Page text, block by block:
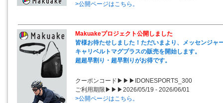
>公開ページはこちら。
Makuakeプロジェクト公開しました
皆様お待たせしました！ただいまより、メッセンジャ
キャリベルトマグプラスの販売を開始します。
超超早割り・超早割りがお得です。
クーポンコード▶▶▶IDONESPORTS_300
ご利用期限▶▶▶2026/05/19 - 2026/06/01
>公開ページはこちら。